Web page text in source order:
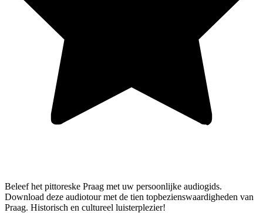
Beleef het pittoreske Praag met uw persoonlijke audiogids.
Download deze audiotour met de tien topbezienswaardigheden van
Praag. Historisch en cultureel luisterplezier!